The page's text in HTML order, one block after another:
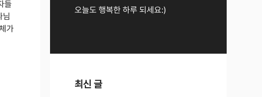
들
님
가
오늘도 행복한 하루 되세요:)
최신 글